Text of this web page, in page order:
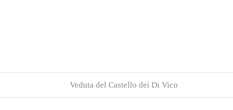
Veduta del Castello dei Di Vico